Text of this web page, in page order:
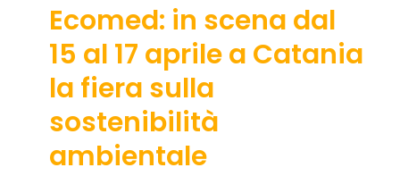
Ecomed: in scena dal
15 al 17 aprile a Catania
la fiera sulla
sostenibilità
ambientale